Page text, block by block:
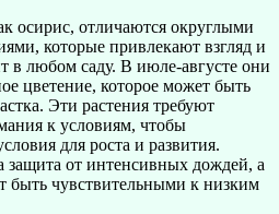
осирис, отличаются округлыми
которые привлекают взгляд и
в любом саду. В июле-августе они
цветение, которое может быть
Эти растения требуют
к условиям, чтобы
для роста и развития.
от интенсивных дождей, а
быть чувствительными к низким